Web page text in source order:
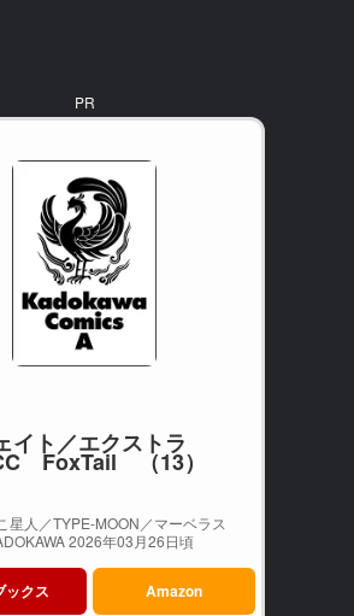
PR
イト／エクストラ
FoxTail （13）
星人／TYPE-MOON／マーベラス
2026年03月26日頃
ックス Amazon